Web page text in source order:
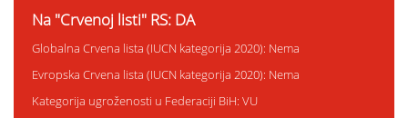
Na "Crvenoj listi" RS: DA
Globalna Crvena lista (IUCN kategorija 2020): Nema
Evropska Crvena lista (IUCN kategorija 2020): Nema
Kategorija ugroženosti u Federaciji BiH: VU